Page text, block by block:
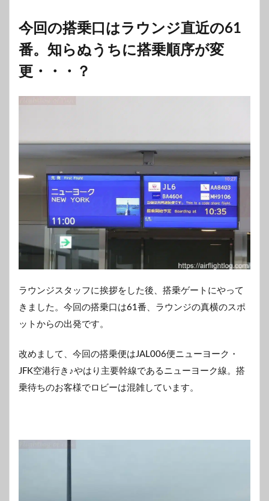
今回の搭乗口はラウンジ直近の61
番。知らぬうちに搭乗順序が変
更・・・？
ラウンジスタッフに挨拶をした後、搭乗ゲートにやって
きました。今回の搭乗口は61番、ラウンジの真横のスポ
ットからの出発です。
改めまして、今回の搭乗便はJAL006便ニューヨーク・
JFK空港行き♪やはり主要幹線であるニューヨーク線。搭
乗待ちのお客様でロビーは混雑しています。